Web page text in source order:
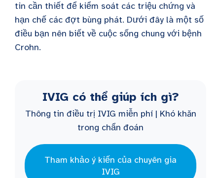
tin cần thiết để kiểm soát các triệu chứng và
hạn chế các đợt bùng phát. Dưới đây là một số
điều bạn nên biết về cuộc sống chung với bệnh
Crohn.
IVIG có thể giúp ích gì?
Thông tin điều trị IVIG miễn phí | Khó khăn
trong chẩn đoán
Tham khảo ý kiến của chuyên gia
IVIG